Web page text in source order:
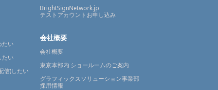
たい
たい
信)したい
BrightSignNetwork.jp
テストアカウントお申し込み
会社概要
会社概要
東京本部内 ショールームのご案内
グラフィックスソリューション事業部
採用情報